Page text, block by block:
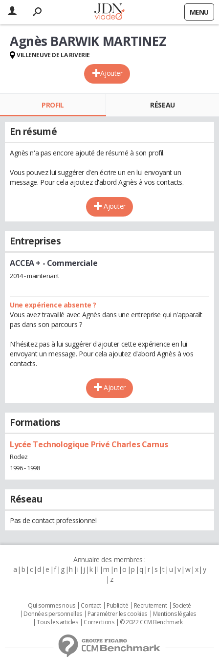
MENU
Ajouter
Agnès BARWIK MARTINEZ
VILLENEUVE DE LA RIVERIE
PROFIL RÉSEAU
En résumé
Agnès n'a pas encore ajouté de résumé à son profil.
Vous pouvez lui suggérer d'en écrire un en lui envoyant un
message. Pour cela ajoutez d'abord Agnès à vos contacts.
Ajouter
Entreprises
ACCEA + - Commerciale
2014 - maintenant
Une expérience absente ?
Vous avez travaillé avec Agnès dans une entreprise qui n'apparaît
pas dans son parcours ?
N'hésitez pas à lui suggérer d'ajouter cette expérience en lui
envoyant un message. Pour cela ajoutez d'abord Agnès à vos
contacts.
Ajouter
Formations
Lycée Technologique Privé Charles Carnus
Rodez
1996 - 1998
Réseau
Pas de contact professionnel
Annuaire des membres :
a b c d e f g h i j k l m n o p q r s t u v w x y
z
Qui sommes nous Contact Publicité Recrutement
Societé
Données personnelles
Paramétrer les cookies
Mentions légales
Tous les articles
Corrections © 2022 CCM Benchmark